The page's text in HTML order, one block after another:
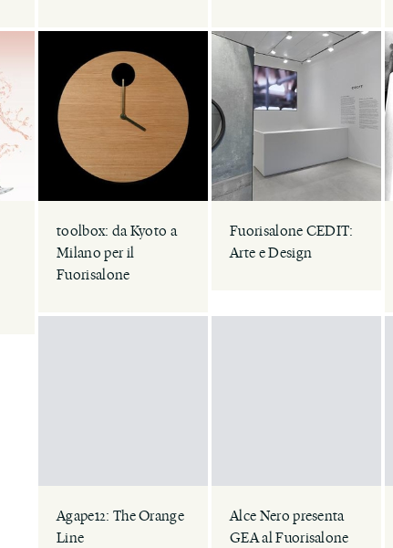
toolbox: da Kyoto a
Milano per il
Fuorisalone
Fuorisalone CEDIT:
Arte e Design
Agape12: The Orange
Line
Alce Nero presenta
GEA al Fuorisalone